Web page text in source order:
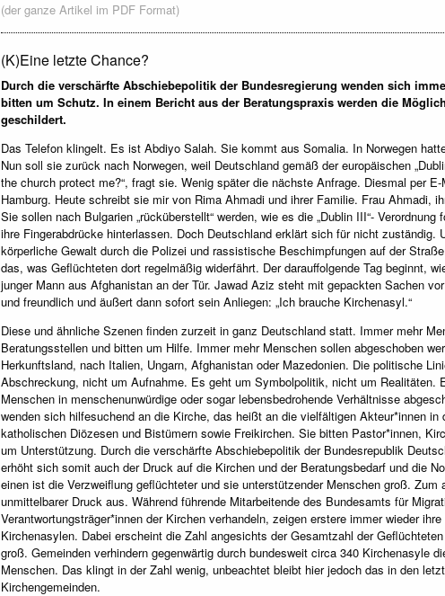
(der ganze Artikel im PDF Format)
(K)Eine letzte Chance?
Durch die verschärfte Abschiebepolitik der Bundesregierung wenden sich
bitten um Schutz. In einem Bericht aus der Beratungspraxis werden die
geschildert.
Das Telefon klingelt. Es ist Abdiyo Salah. Sie kommt aus Somalia. In Norwegen
Nun soll sie zurück nach Norwegen, weil Deutschland gemäß der europäischen
the church protect me?“, fragt sie. Wenig später die nächste Anfrage. Diesmal per
Hamburg. Heute schreibt sie mir von Rima Ahmadi und ihrer Familie. Frau Ahmadi,
Sie sollen nach Bulgarien „rücküberstellt“ werden, wie es die „Dublin III“-
ihre Fingerabdrücke hinterlassen. Doch Deutschland erklärt sich für nicht zuständig.
körperliche Gewalt durch die Polizei und rassistische Beschimpfungen auf der
das, was Geflüchteten dort regelmäßig widerfährt. Der darauffolgende Tag beginnt,
junger Mann aus Afghanistan an der Tür. Jawad Aziz steht mit gepackten Sachen
und freundlich und äußert dann sofort sein Anliegen: „Ich brauche Kirchenasyl.“
Diese und ähnliche Szenen finden zurzeit in ganz Deutschland statt. Immer mehr
Beratungsstellen und bitten um Hilfe. Immer mehr Menschen sollen abgeschoben
Herkunftsland, nach Italien, Ungarn, Afghanistan oder Mazedonien. Die politische
Abschreckung, nicht um Aufnahme. Es geht um Symbolpolitik, nicht um Realitäten.
Menschen in menschenunwürdige oder sogar lebensbedrohende Verhältnisse
wenden sich hilfesuchend an die Kirche, das heißt an die vielfältigen Akteur*innen
katholischen Diözesen und Bistümern sowie Freikirchen. Sie bitten Pastor*innen,
um Unterstützung. Durch die verschärfte Abschiebepolitik der Bundesrepublik
erhöht sich somit auch der Druck auf die Kirchen und der Beratungsbedarf und die
einen ist die Verzweiflung geflüchteter und sie unterstützender Menschen groß.
unmittelbarer Druck aus. Während führende Mitarbeitende des Bundesamts für
Verantwortungsträger*innen der Kirchen verhandeln, zeigen erstere immer wieder
Kirchenasylen. Dabei erscheint die Zahl angesichts der Gesamtzahl der
groß. Gemeinden verhindern gegenwärtig durch bundesweit circa 340 Kirchenasyle
Menschen. Das klingt in der Zahl wenig, unbeachtet bleibt hier jedoch das in den
Kirchengemeinden.